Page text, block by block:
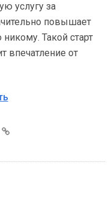
услугу за
повышает
Такой старт
впечатление от